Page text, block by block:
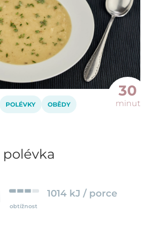
30
minut
POLÉVKY OBĚDY
polévka
obtížnost
1014 kJ / porce